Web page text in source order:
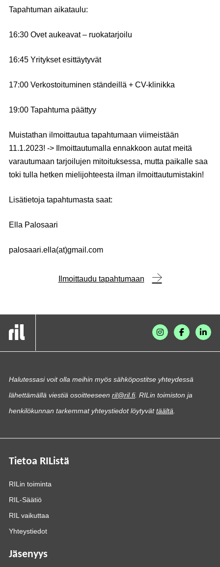
Tapahtuman aikataulu:
16:30 Ovet aukeavat – ruokatarjoilu
16:45 Yritykset esittäytyvät
17:00 Verkostoituminen ständeillä + CV-klinikka
19:00 Tapahtuma päättyy
Muistathan ilmoittautua tapahtumaan viimeistään
11.1.2023! -> Ilmoittautumalla ennakkoon autat meitä
varautumaan tarjoilujen mitoituksessa, mutta paikalle saa
toki tulla hetken mielijohteesta ilman ilmoittautumistakin!
Lisätietoja tapahtumasta saat:
Ella Palosaari
palosaari.ella(at)gmail.com
Ilmoittaudu tapahtumaan
Halutessasi voit olla meihin myös sähköpostitse yhteydessä
lähettämällä viestiä osoitteeseen ril@ril.fi. RILin toimiston ja
henkilökunnan tarkemmat yhteystiedot löytyvättäältä
Tietoa RIListä
RILin toiminta
RIL-Säätiö
RIL vaikuttaa
Yhteystiedot
Jäsenyys